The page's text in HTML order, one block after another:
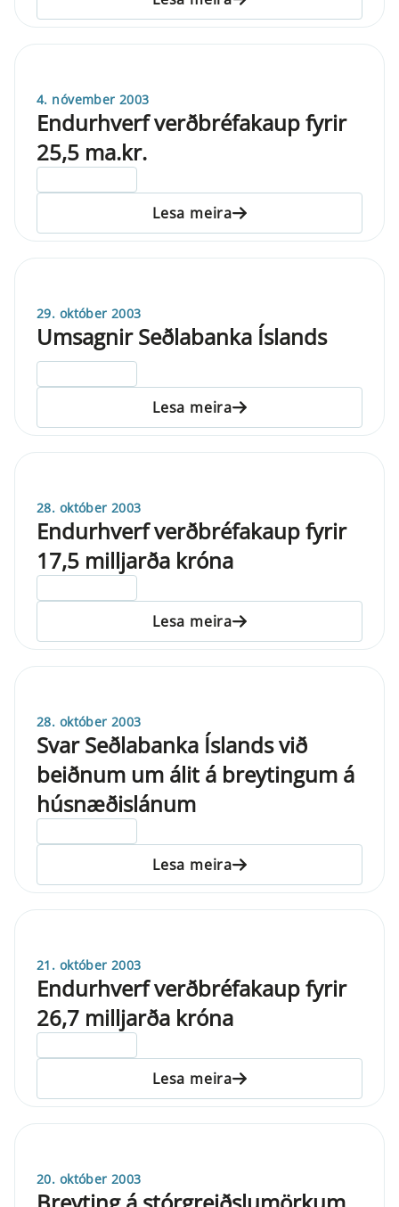
4. nóvember 2003
Endurhverf verðbréfakaup fyrir
25,5 ma.kr.
Lesa meira
29. október 2003
Umsagnir Seðlabanka Íslands
Lesa meira
28. október 2003
Endurhverf verðbréfakaup fyrir
17,5 milljarða króna
Lesa meira
28. október 2003
Svar Seðlabanka Íslands við
beiðnum um álit á breytingum á
húsnæðislánum
Lesa meira
21. október 2003
Endurhverf verðbréfakaup fyrir
26,7 milljarða króna
Lesa meira
20. október 2003